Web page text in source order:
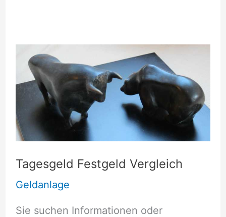
Tagesgeld Festgeld Vergleich
Geldanlage
Sie suchen Informationen oder